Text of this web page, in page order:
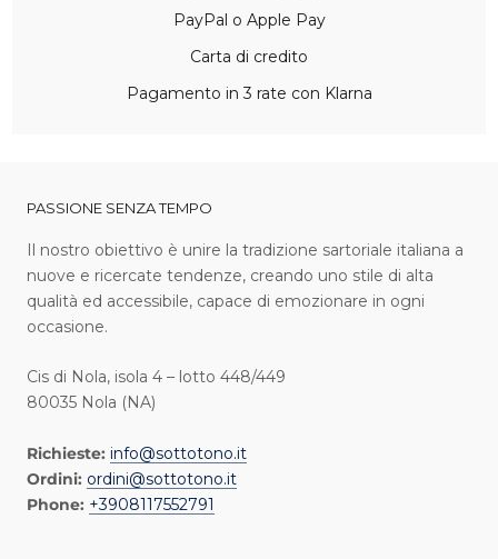
PayPal o Apple Pay
Carta di credito
Pagamento in 3 rate con Klarna
PASSIONE SENZA TEMPO
I l nostro obiettivo è unire la tradizione sartoriale italiana a
nuove e ricercate tendenze, creando uno stile di alta
qualità ed accessibile, capace di emozionare in ogni
occasione.
Cis di Nola, isola 4 – lotto 448/449
80035 Nola (NA)
Richieste: info@sottotono.it
Ordini: ordini@sottotono.it
Phone: +3908117552791